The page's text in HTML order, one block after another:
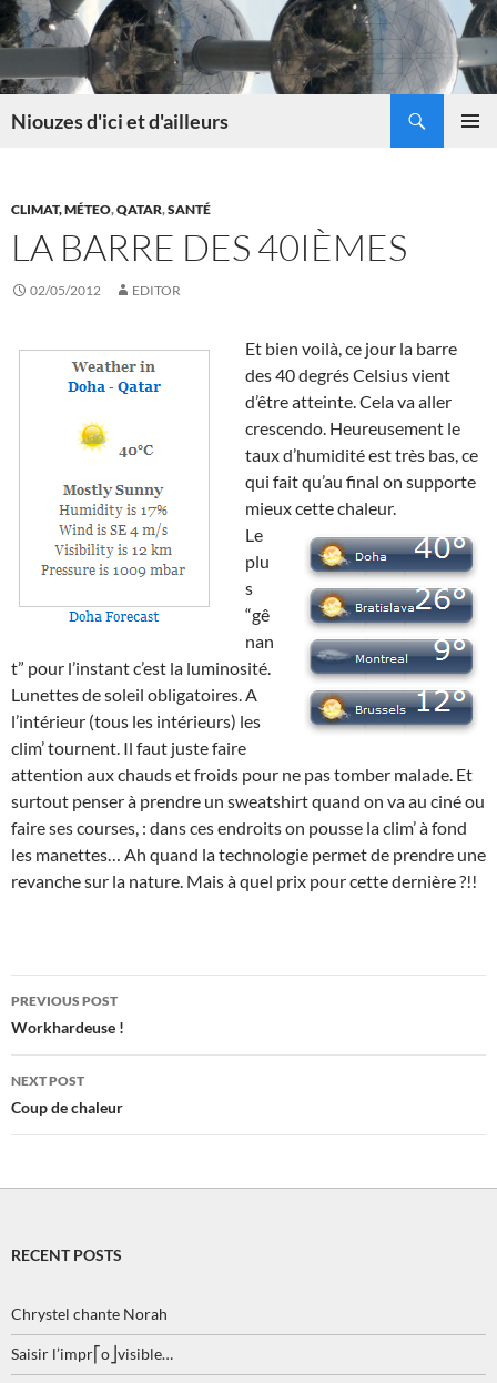
Skip
to
Niouzes d'ici et d'ailleurs
CLIMAT, MÉTEO,QATAR,SANTÉ
LA BARRE DES 40IÈMES
02/05/2012 EDITOR
Et bien voilà, ce jour la barre
des 40 degrés Celsius vient
d’être atteinte. Cela va aller
crescendo. Heureusement le
taux d’humidité est très bas, ce
qui fait qu’au final on supporte
mieux cette chaleur.
Le
plu
s
“gê
nan
t” pour l’instant c’est la luminosité.
Lunettes de soleil obligatoires. A
l’intérieur (tous les intérieurs) les
clim’ tournent. Il faut juste faire
attention aux chauds et froids pour ne pas tomber malade. Et
surtout penser à prendre un sweatshirt quand on va au ciné ou
faire ses courses, : dans ces endroits on pousse la clim’ à fond
les manettes… Ah quand la technologie permet de prendre une
revanche sur la nature. Mais à quel prix pour cette dernière ?!!
Post
navigation
PREVIOUS POST
Workhardeuse !
NEXT POST
Coup de chaleur
RECENT POSTS
Chrystel chante Norah
Saisir l’impr⎡o⎦visible…